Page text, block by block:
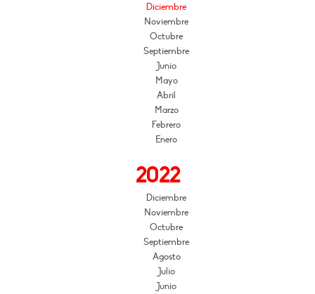
Diciembre
Noviembre
Octubre
Septiembre
Junio
Mayo
Abril
Marzo
Febrero
Enero
2022
Diciembre
Noviembre
Octubre
Septiembre
Agosto
Julio
Junio